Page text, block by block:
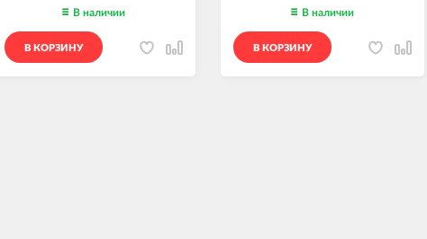
В наличии
В КОРЗИНУ
В наличии
В КОРЗИНУ